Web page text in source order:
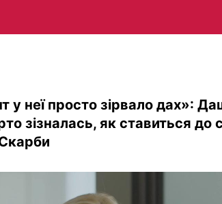
у неї просто зірвало дах»:
зізналась, як ставиться до
Скарби